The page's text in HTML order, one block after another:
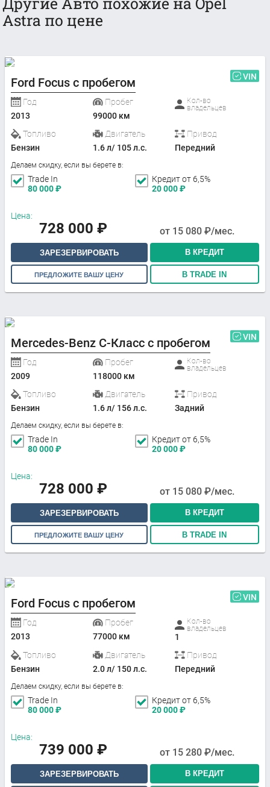
Astra по цене
Ford Focus с пробегом VIN
Год
2013
Пробег
99000 км
Кол-во
владельцев
Топливо
Бензин
Двигатель
1.6 л/ 105 л.с.
Привод
Передний
Делаем скидку, если вы берете в:
Trade In
80 000₽
Кредит от 6,5%
20 000₽
Цена:
728 000 ₽ от 15 080 ₽/мес.
ЗАРЕЗЕРВИРОВАТЬ В КРЕДИТ
ПРЕДЛОЖИТЕ ВАШУ ЦЕНУ В TRADE IN
Mercedes-Benz C-Класс с пробегом VIN
Год
2009
Пробег
118000 км
Кол-во
владельцев
Топливо
Бензин
Двигатель
1.6 л/ 156 л.с.
Привод
Задний
Делаем скидку, если вы берете в:
Trade In
80 000₽
Кредит от 6,5%
20 000₽
Цена:
728 000 ₽ от 15 080 ₽/мес.
ЗАРЕЗЕРВИРОВАТЬ В КРЕДИТ
ПРЕДЛОЖИТЕ ВАШУ ЦЕНУ В TRADE IN
Ford Focus с пробегом VIN
Год
2013
Пробег
77000 км
Кол-во
владельцев
1
Топливо
Бензин
Двигатель
2.0 л/ 150 л.с.
Привод
Передний
Делаем скидку, если вы берете в:
Trade In
80 000₽
Кредит от 6,5%
20 000₽
Цена:
739 000 ₽ от 15 280 ₽/мес.
ЗАРЕЗЕРВИРОВАТЬ В КРЕДИТ